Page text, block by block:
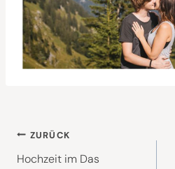
ZURÜCK
Hochzeit im Das